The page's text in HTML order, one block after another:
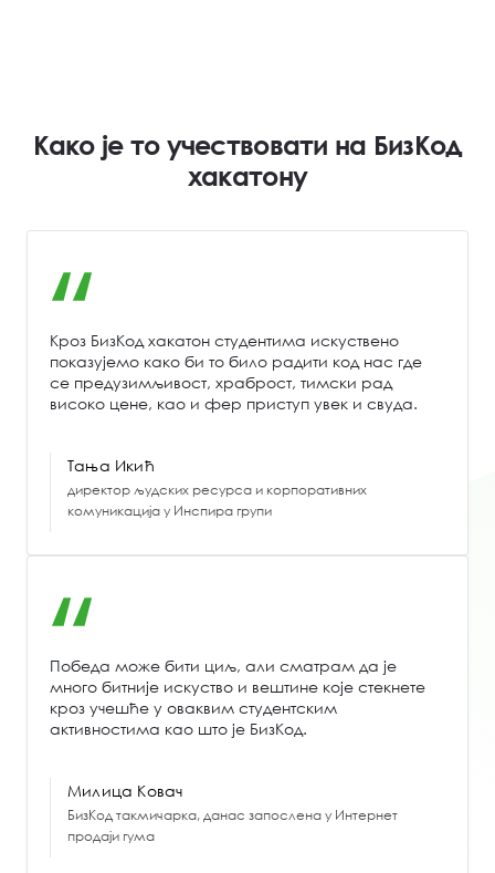
Како је то учествовати на БизКод
хакатону
Кроз БизКод хакатон студентима искуствено
показујемо како би то било радити код нас где
се предузимљивост, храброст, тимски рад
високо цене, као и фер приступ увек и свуда.
Тања Икић
директор људских ресурса и корпоративних
комуникација у Инспира групи
Победа може бити циљ, али сматрам да је
много битније искуство и вештине које стекнете
кроз учешће у оваквим студентским
активностима као што је БизКод.
Милица Ковач
БизКод такмичарка, данас запослена у Интернет
продаји гума